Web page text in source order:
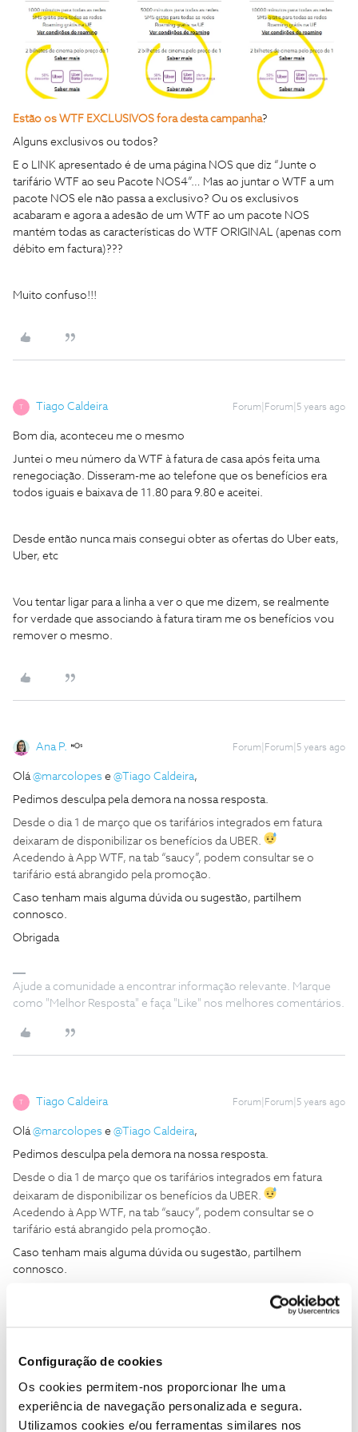
Configuração de cookies
Os cookies permitem-nos proporcionar lhe uma
experiência de navegação personalizada e segura.
Utilizamos cookies e/ou ferramentas similares nos
Estão os WTF EXCLUSIVOS fora desta campanha?
Alguns exclusivos ou todos?
E o LINK apresentado é de uma página NOS que diz “Junte o
tarifário WTF ao seu Pacote NOS4”… Mas ao juntar o WTF a um
pacote NOS ele não passa a exclusivo? Ou os exclusivos
acabaram e agora a adesão de um WTF ao um pacote NOS
mantém todas as características do WTF ORIGINAL (apenas com
débito em factura)???
Muito confuso!!!
Tiago Caldeira Forum|Forum|5 years ago
Bom dia, aconteceu me o mesmo
Juntei o meu número da WTF à fatura de casa após feita uma
renegociação. Disseram-me ao telefone que os benefícios era
todos iguais e baixava de 11.80 para 9.80 e aceitei.
Desde então nunca mais consegui obter as ofertas do Uber eats,
Uber, etc
Vou tentar ligar para a linha a ver o que me dizem, se realmente
for verdade que associando à fatura tiram me os benefícios vou
remover o mesmo.
Ana P. Forum|Forum|5 years ago
Olá@marcolopes e @Tiago Caldeira,
Pedimos desculpa pela demora na nossa resposta.
Desde o dia 1 de março que os tarifários integrados em fatura
deixaram de disponibilizar os benefícios da UBER.
Acedendo à App WTF, na tab “saucy”, podem consultar se o
tarifário está abrangido pela promoção.
Caso tenham mais alguma dúvida ou sugestão, partilhem
connosco.
Obrigada
Ajude a comunidade a encontrar informação relevante. Marque
como "Melhor Resposta" e faça "Like" nos melhores comentários.
Tiago Caldeira Forum|Forum|5 years ago
Olá@marcolopes e @Tiago Caldeira,
Pedimos desculpa pela demora na nossa resposta.
Desde o dia 1 de março que os tarifários integrados em fatura
deixaram de disponibilizar os benefícios da UBER.
Acedendo à App WTF, na tab “saucy”, podem consultar se o
tarifário está abrangido pela promoção.
Caso tenham mais alguma dúvida ou sugestão, partilhem
connosco.
disseram-me que não havia impedimento da operadora para a
obtenção dos cupões. Também tentei criar um código para os